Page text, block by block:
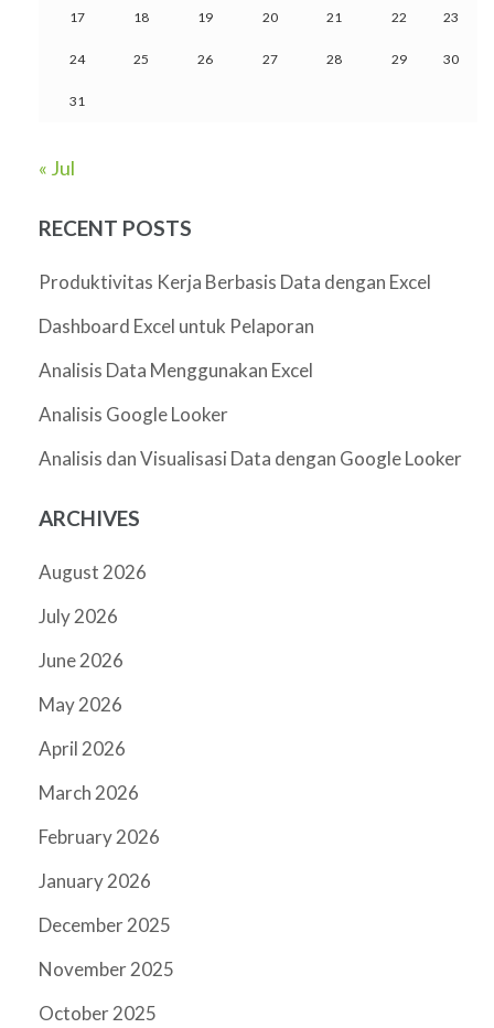
17 18 19 20 21 22 23
24 25 26 27 28 29 30
31
« Jul
RECENT POSTS
Produktivitas Kerja Berbasis Data dengan Excel
Dashboard Excel untuk Pelaporan
Analisis Data Menggunakan Excel
Analisis Google Looker
Analisis dan Visualisasi Data dengan Google Looker
ARCHIVES
August 2026
July 2026
June 2026
May 2026
April 2026
March 2026
February 2026
January 2026
December 2025
November 2025
October 2025